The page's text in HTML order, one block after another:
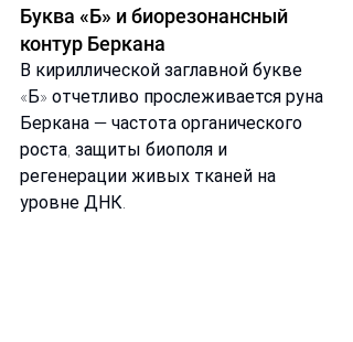
Буква «Б» и биорезонансный
контур Беркана
В кириллической заглавной букве
«Б» отчетливо прослеживается руна
Беркана — частота органического
роста, защиты биополя и
регенерации живых тканей на
уровне ДНК.